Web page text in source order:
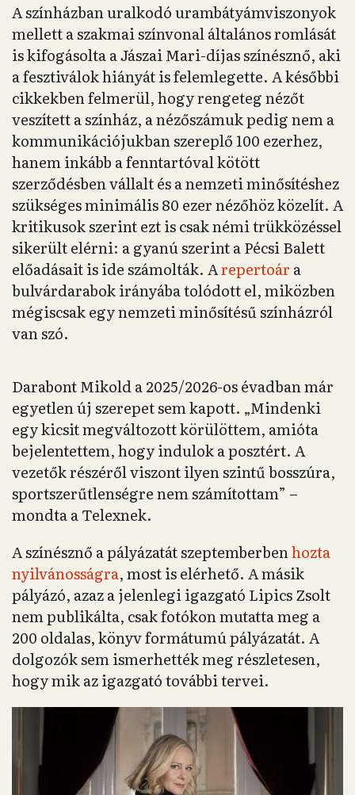
A színházban uralkodó urambátyámviszonyok
mellett a szakmai színvonal általános romlását
is kifogásolta a Jászai Mari-díjas színésznő, aki
a fesztiválok hiányát is felemlegette. A későbbi
cikkekben felmerül, hogy rengeteg nézőt
veszített a színház, a nézőszámuk pedig nem a
kommunikációjukban szereplő 100 ezerhez,
hanem inkább a fenntartóval kötött
szerződésben vállalt és a nemzeti minősítéshez
szükséges minimális 80 ezer nézőhöz közelít. A
kritikusok szerint ezt is csak némi trükközéssel
sikerült elérni: a gyanú szerint a Pécsi Balett
előadásait is ide számolták. Arepertoár a
bulvárdarabok irányába tolódott el, miközben
mégiscsak egy nemzeti minősítésű színházról
van szó.
Darabont Mikold a 2025/2026-os évadban már
egyetlen új szerepet sem kapott. „Mindenki
egy kicsit megváltozott körülöttem, amióta
bejelentettem, hogy indulok a posztért. A
vezetők részéről viszont ilyen szintű bosszúra,
sportszerűtlenségre nem számítottam” –
mondta a Telexnek.
A színésznő a pályázatát szeptemberbenhozta
nyilvánosságra, most is elérhető. A másik
pályázó, azaz a jelenlegi igazgató Lipics Zsolt
nem publikálta, csak fotókon mutatta meg a
200 oldalas, könyv formátumú pályázatát. A
dolgozók sem ismerhették meg részletesen,
hogy mik az igazgató további tervei.